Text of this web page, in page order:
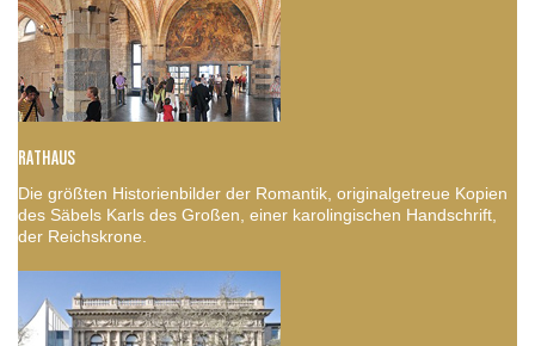
RATHAUS
Die größten Historienbilder der Romantik, originalgetreue Kopien
des Säbels Karls des Großen, einer karolingischen Handschrift,
der Reichskrone.